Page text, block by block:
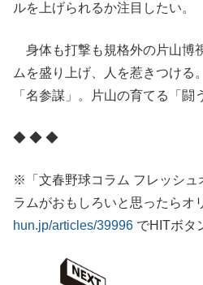
ルを上げられるか注目したい。
身体も打撃も規格外の片山博
ムを盛り上げ、人を惹きつける
「名参謀」。片山の育てる「闘
◆ ◆ ◆
※「文春野球コラム フレッシュ
ラムがおもしろいと思ったらオ
hun.jp/articles/39996 でHITボタ